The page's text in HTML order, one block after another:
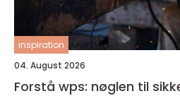
inspiration
04. August 2026
Forstå wps: nøglen til